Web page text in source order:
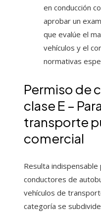
en conducción
aprobar un
que evalúe el
vehículos y el
normativas
Permiso de
clase E – Para
transporte
comercial
Resulta indispensable
conductores de
vehículos de
categoría se